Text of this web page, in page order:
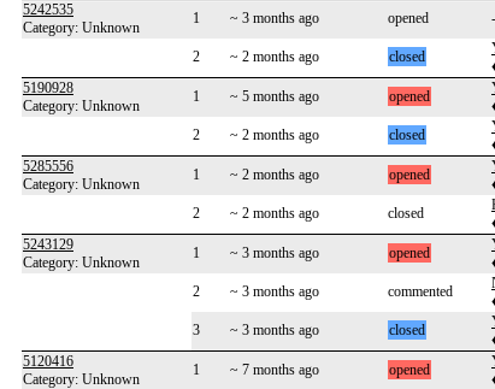
5242535
Category: Unknown
1 ~ 3 months ago opened
2 ~ 2 months ago closed
5190928
Category: Unknown
1 ~ 5 months ago opened
2
~ 2 months ago closed
5285556
Category: Unknown
1 ~ 2 months ago opened
2 ~ 2 months ago closed
5243129
Category: Unknown
1 ~ 3 months ago opened
2
~ 3 months ago commented
3
~ 3 months ago closed
5120416
Category: Unknown
1 ~ 7 months ago opened